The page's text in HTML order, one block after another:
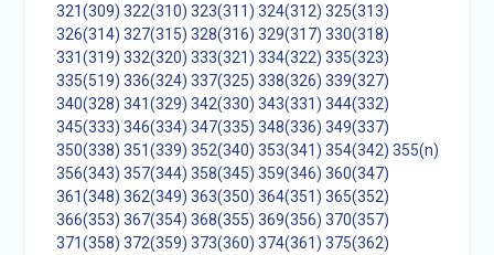
321(309) 322(310) 323(311) 324(312) 325(313)
326(314) 327(315) 328(316) 329(317) 330(318)
331(319) 332(320) 333(321) 334(322) 335(323)
335(519) 336(324) 337(325) 338(326) 339(327)
340(328) 341(329) 342(330) 343(331) 344(332)
345(333) 346(334) 347(335) 348(336) 349(337)
350(338) 351(339) 352(340) 353(341) 354(342) 355(n)
356(343) 357(344) 358(345) 359(346) 360(347)
361(348) 362(349) 363(350) 364(351) 365(352)
366(353) 367(354) 368(355) 369(356) 370(357)
371(358) 372(359) 373(360) 374(361) 375(362)